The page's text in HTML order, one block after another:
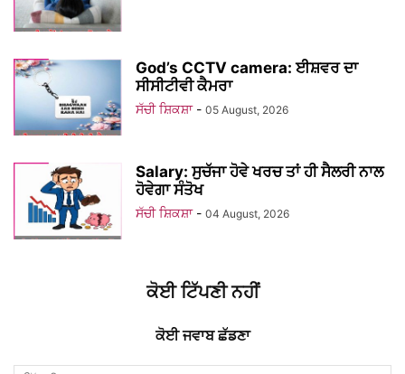
God’s CCTV camera: ਈਸ਼ਵਰ ਦਾ
ਸੀਸੀਟੀਵੀ ਕੈਮਰਾ
ਸੱਚੀ ਸ਼ਿਕਸ਼ਾ - 05 August, 2026
Salary: ਸੁਚੱਜਾ ਹੋਵੇ ਖਰਚ ਤਾਂ ਹੀ ਸੈਲਰੀ ਨਾਲ
ਹੋਵੇਗਾ ਸੰਤੋਖ
ਸੱਚੀ ਸ਼ਿਕਸ਼ਾ - 04 August, 2026
ਕੋਈ ਟਿੱਪਣੀ ਨਹੀਂ
ਕੋਈ ਜਵਾਬ ਛੱਡਣਾ